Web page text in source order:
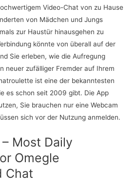
Video-Chat von zu Hause
von Mädchen und Jungs
zur Haustür hinausgehen zu
könnte von überall auf der
Sie erleben, wie die Aufregung
neuer zufälliger Fremder auf Ihrem
ist eine der bekanntesten
es schon seit 2009 gibt. Die App
Sie brauchen nur eine Webcam
sich vor der Nutzung anmelden.
Most Daily
Omegle
Chat